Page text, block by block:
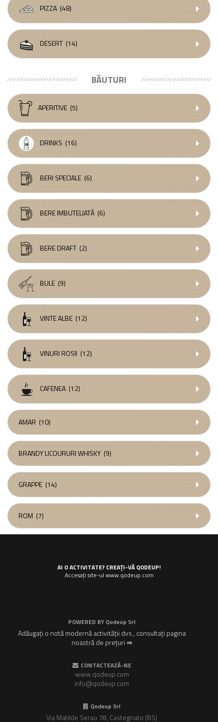
PIZZA (48)
DESERT (14)
BĂUTURI
APERITIVE (5)
DRINKS (16)
BERI SPECIALE (6)
BERE IMBUTELIATĂ (6)
BERE DRAFT (2)
BULE (9)
VINTE ALBE (12)
VINURI ROSII (12)
CAFENEA (12)
AMAR (10)
BRANDY LICOURURI WHISKY (9)
GRAPPE (14)
ROM (7)
AI O ACTIVITATE? CREAȚI-VĂ QODEUP!
Accesați site-ul www.qodeup.com
POWERED BY Qodeup Srl
Adăugați o notă modernă activității dvs., consultați pagina
noastră de prețuri ⇛
CONTACTEAZĂ-NE
www.qodeup.com
info@qodeup.com
Qodeup Srl
Via Matilde Serao 78, Castegnato (BS)